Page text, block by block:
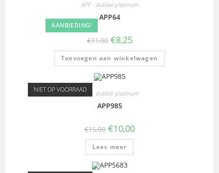
AANBIEDING!
APP - dubbel platinum
APP64
€11,00 €8,25
Toevoegen aan winkelwagen
NIET OP VOORRAADAPP - dubbel platinum
APP985
€15,00 €10,00
Lees meer